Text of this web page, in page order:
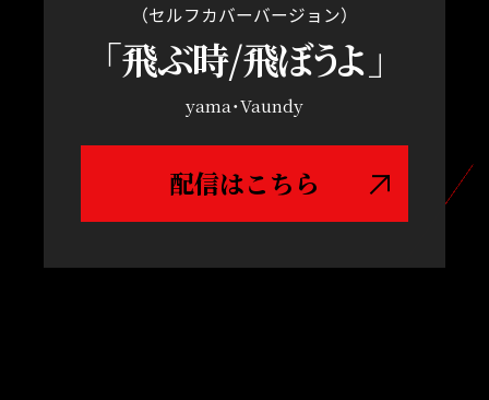
（セルフカバーバージョン）
「飛ぶ時/飛ぼうよ 」
yama・Vaundy
配信はこちら